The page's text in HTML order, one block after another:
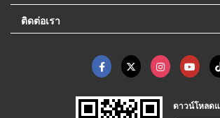
ติดต่อเรา
ดาวน์โหลด